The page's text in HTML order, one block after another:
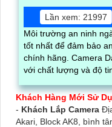
Lần xem: 21997
Môi trường an ninh
tốt nhất để đảm bảo
chính hãng. Camera Dahua là một thương hiệu nổi tiếng
với chất lượng và độ
Khách Hàng Mới Sử
- Khách Lắp Camera
Akari, Block AK8, bình